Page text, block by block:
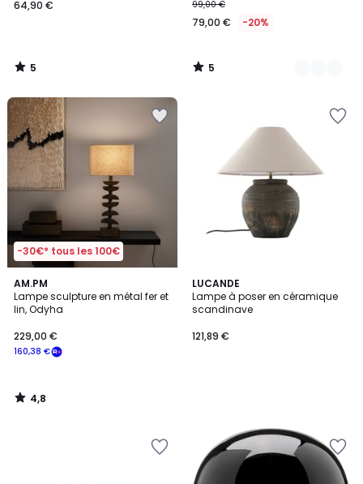
64,90 €
5
/
99,00 €
79,00 € -20%
5
/
-30€* tous les 100€
AM.PM
Lampe sculpture en métal fer et
lin, Odyha
160,38 €
229,00 €
4,8
/ 5
4,8
/
LUCANDE
Lampe à poser en céramique
scandinave
121,89 €